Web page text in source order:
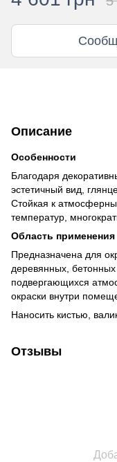
Описание
Особенности
Благодаря
эстетичный вид,
Стойкая к
температур,
Область применения
Предназначена для
деревянных, бетонных
подвергающихся
окраски внутри
Наносить кистью,
Отзывы